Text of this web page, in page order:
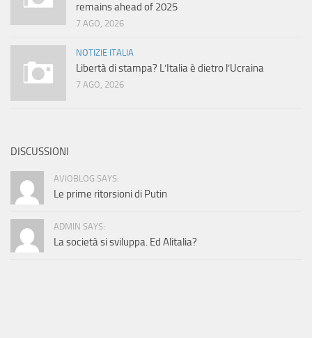
remains ahead of 2025
7 AGO, 2026
NOTIZIE ITALIA
Libertà di stampa? L’Italia è dietro l’Ucraina
7 AGO, 2026
DISCUSSIONI
AVIOBLOG SAYS:
Le prime ritorsioni di Putin
ADMIN SAYS:
La società si sviluppa. Ed Alitalia?